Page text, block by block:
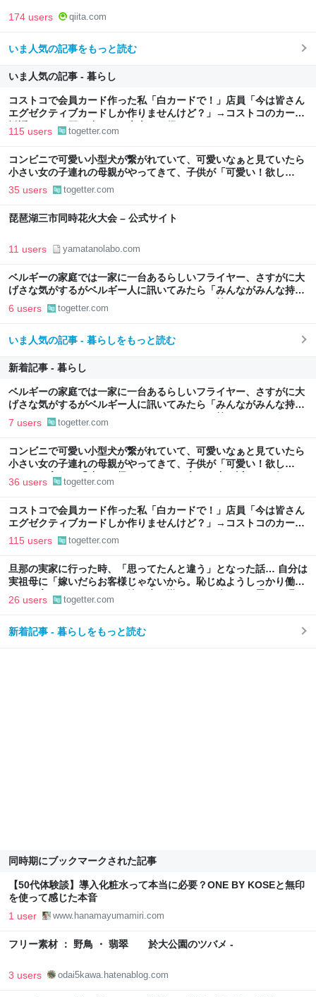
174 users qiita.com
いま人気の記事をもっと読む
いま人気の記事 - 暮らし
コストコで会員カード作った私「白カードで！」店員「今は皆さん
エグゼクティブカードしか作りませんけど？」→コストコのカード
勧誘はやたら圧が強いが、本当にお得なの？
115 users togetter.com
コンビニで可愛い小型犬が繋がれていて、可愛いなぁと見ていたら
小さい女の子連れの母親がやってきて、子供が「可愛い！欲し
い！」と言うと「連れて帰ろうか？」と言って犬に近づいて行った
35 users togetter.com
琵琶湖三市同時花火大会 – 公式サイト
11 users yamatanolabo.com
ベルギーの家庭では一家に一台あるらしいフライヤー、さすがに大
げさな気がするがベルギー人に訊いてみたら「みんながみんな持っ
てるわけやないで。うちにはあるけどな」とか答えるんだろうな
6 users togetter.com
いま人気の記事 - 暮らしをもっと読む
新着記事 - 暮らし
ベルギーの家庭では一家に一台あるらしいフライヤー、さすがに大
げさな気がするがベルギー人に訊いてみたら「みんながみんな持っ
てるわけやないで。うちにはあるけどな」とか答えるんだろうな
7 users togetter.com
コンビニで可愛い小型犬が繋がれていて、可愛いなぁと見ていたら
小さい女の子連れの母親がやってきて、子供が「可愛い！欲し
い！」と言うと「連れて帰ろうか？」と言って犬に近づいて行った
36 users togetter.com
コストコで会員カード作った私「白カードで！」店員「今は皆さん
エグゼクティブカードしか作りませんけど？」→コストコのカード
勧誘はやたら圧が強いが、本当にお得なの？
115 users togetter.com
旦那の実家に行った時、「思ってたんと違う」となった話… 自分は
実祖母に「嫁いだらお客様じゃないから。恥じぬようしっかり働
け」と言われていたので、嫁ぎ先で嫌われたら終わりと思い、張り
切っていた
26 users togetter.com
新着記事 - 暮らしをもっと読む
同時期にブックマークされた記事
【50代体験談】導入化粧水って本当に必要？ONE BY KOSEと無印
を使って感じた本音
1 user www.hanamayumamiri.com
フリー素材 ： 野鳥 ・ 翡翠 於大公園のツバメ -
3 users odai5kawa.hatenablog.com